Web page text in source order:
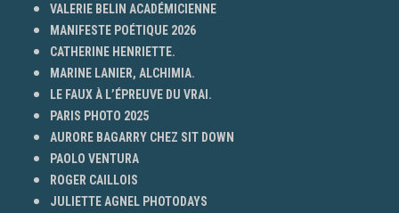
VALERIE BELIN ACADÉMICIENNE
MANIFESTE POÉTIQUE 2026
CATHERINE HENRIETTE.
MARINE LANIER, ALCHIMIA.
LE FAUX À L’ÉPREUVE DU VRAI.
PARIS PHOTO 2025
AURORE BAGARRY CHEZ SIT DOWN
PAOLO VENTURA
ROGER CAILLOIS
JULIETTE AGNEL PHOTODAYS